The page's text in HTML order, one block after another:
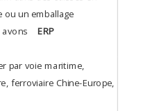
un emballage
avonsERP
par voie maritime,
ferroviaire Chine-Europe,